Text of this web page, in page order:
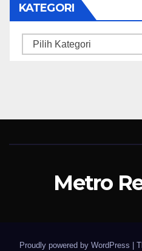
KATEGORI
Kategori
Metro
Proudly powered by WordPress |